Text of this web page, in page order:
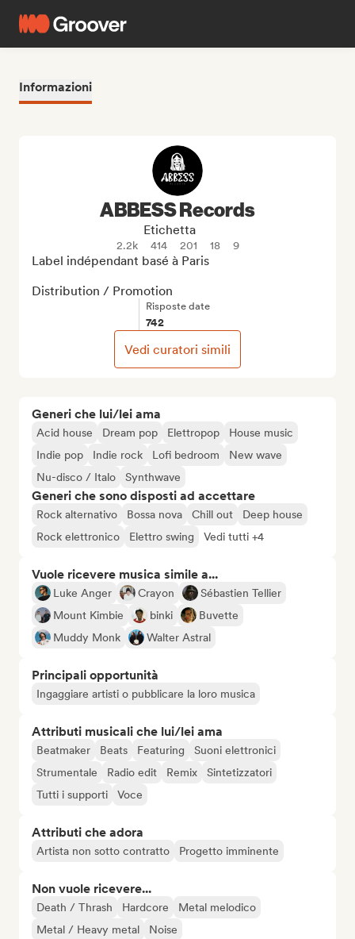
Informazioni
Generi che lui/lei ama
Acid house Dream pop Elettropop
House music
Indie pop
Indie rock Lofi bedroom
New wave
Nu-disco / Italo
Synthwave
Generi che sono disposti ad accettare
Rock alternativo Bossa nova Chill out
Deep house
Rock elettronico
Elettro swing Vedi tutti +4
Vuole ricevere musica simile a...
Luke Anger Crayon
Sébastien Tellier
Mount Kimbie
binki
Buvette
Muddy Monk
Walter Astral
Principali opportunità
Ingaggiare artisti o pubblicare la loro musica
Attributi musicali che lui/lei ama
Beatmaker Beats Featuring
Suoni elettronici
Strumentale
Radio edit Remix
Sintetizzatori
Tutti i supporti
Voce
Attributi che adora
Artista non sotto contratto Progetto imminente
Non vuole ricevere...
Death / Thrash Hardcore
Metal melodico
Metal / Heavy metal
Noise
ABBESS Records
Etichetta
2.2k 414 201 18 9
Label indépendant basé à Paris
Distribution / Promotion
Risposte date
742
Vedi curatori simili